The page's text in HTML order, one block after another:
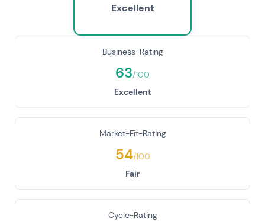
Excellent
Business-Rating
63/100
Excellent
Market-Fit-Rating
54/100
Fair
Cycle-Rating